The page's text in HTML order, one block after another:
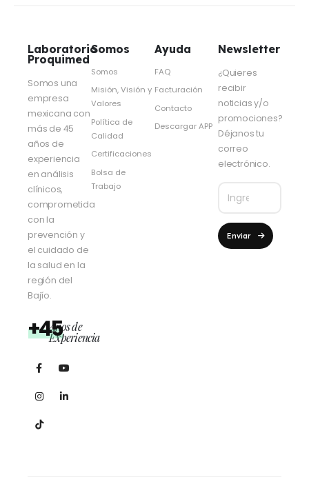
Laboratorio
Proquimed
Somos una
empresa
mexicana con
más de 45
años de
experiencia
en análisis
clínicos,
comprometida
con la
prevención y
el cuidado de
la salud en la
región del
Bajío.
+45Años de
Experiencia
Somos
Somos
Misión, Visión y
Valores
Política de
Calidad
Certificaciones
Bolsa de
Trabajo
Ayuda
FAQ
Facturación
Contacto
Descargar APP
Newsletter
¿Quieres
recibir
noticias y/o
promociones?
Déjanos tu
correo
electrónico.
Enviar